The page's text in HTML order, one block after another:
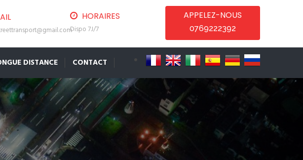
HORAIRES
Dispo 7J/7
APPELEZ-NOUS
0769222392
DISTANCE CONTACT